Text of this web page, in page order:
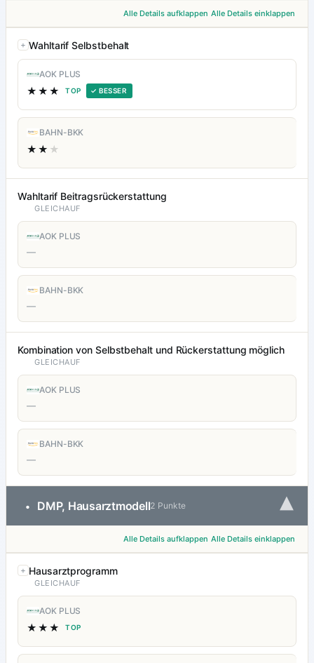
Alle Details aufklappen Alle Details einklappen
Wahltarif Selbstbehalt
AOK PLUS
★★★ TOP ✓ BESSER
BAHN-BKK
★★ ★
Wahltarif Beitragsrückerstattung
GLEICHAUF
AOK PLUS
—
BAHN-BKK
—
Kombination von Selbstbehalt und Rückerstattung möglich
GLEICHAUF
AOK PLUS
—
BAHN-BKK
—
• DMP, Hausarztmodell2 Punkte ▾
Alle Details aufklappen Alle Details einklappen
Hausarztprogramm
GLEICHAUF
AOK PLUS
★★★ TOP